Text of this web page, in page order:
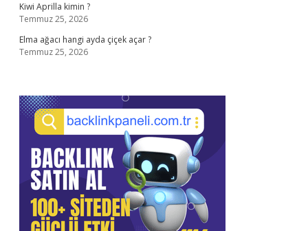
Kiwi Aprilla kimin ?
Temmuz 25, 2026
Elma ağacı hangi ayda çiçek açar ?
Temmuz 25, 2026